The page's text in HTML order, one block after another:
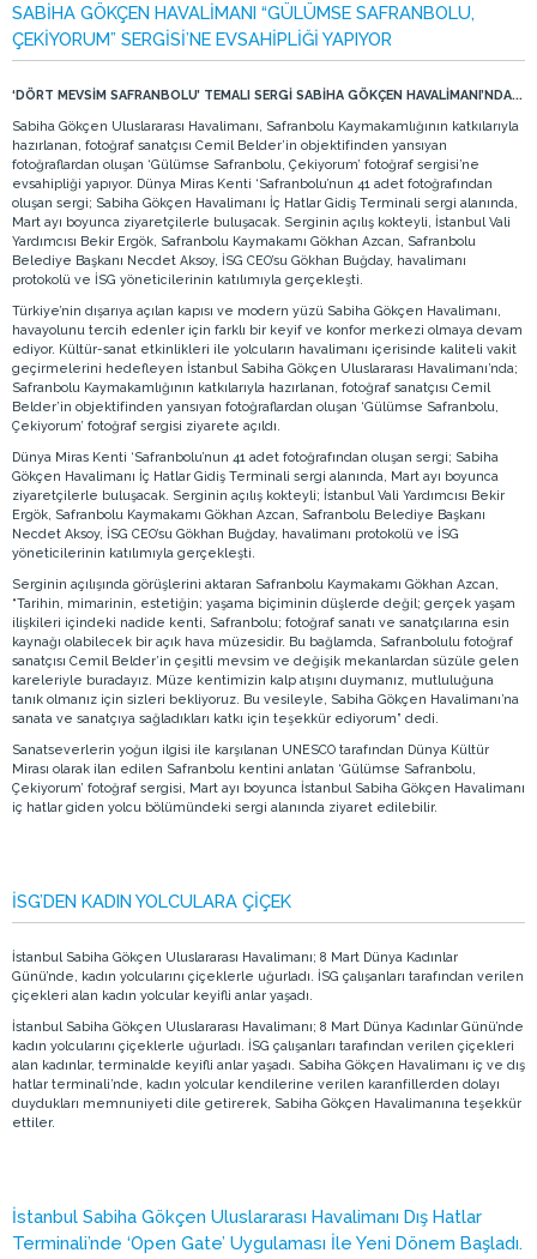
SABİHA GÖKÇEN HAVALİMANI “GÜLÜMSE SAFRANBOLU,
ÇEKİYORUM” SERGİSİ’NE EVSAHİPLİĞİ YAPIYOR
‘DÖRT MEVSİM SAFRANBOLU’ TEMALI SERGİ SABİHA GÖKÇEN HAVALİMANI’NDA...
Sabiha Gökçen Uluslararası Havalimanı, Safranbolu Kaymakamlığının katkılarıyla
hazırlanan, fotoğraf sanatçısı Cemil Belder’in objektifinden yansıyan
fotoğraflardan oluşan ‘Gülümse Safranbolu, Çekiyorum’ fotoğraf sergisi’ne
evsahipliği yapıyor. Dünya Miras Kenti ‘Safranbolu’nun 41 adet fotoğrafından
oluşan sergi; Sabiha Gökçen Havalimanı İç Hatlar Gidiş Terminali sergi alanında,
Mart ayı boyunca ziyaretçilerle buluşacak. Serginin açılış kokteyli, İstanbul Vali
Yardımcısı Bekir Ergök, Safranbolu Kaymakamı Gökhan Azcan, Safranbolu
Belediye Başkanı Necdet Aksoy, İSG CEO’su Gökhan Buğday, havalimanı
protokolü ve İSG yöneticilerinin katılımıyla gerçekleşti.
Türkiye’nin dışarıya açılan kapısı ve modern yüzü Sabiha Gökçen Havalimanı,
havayolunu tercih edenler için farklı bir keyif ve konfor merkezi olmaya devam
ediyor. Kültür-sanat etkinlikleri ile yolcuların havalimanı içerisinde kaliteli vakit
geçirmelerini hedefleyen İstanbul Sabiha Gökçen Uluslararası Havalimanı’nda;
Safranbolu Kaymakamlığının katkılarıyla hazırlanan, fotoğraf sanatçısı Cemil
Belder’in objektifinden yansıyan fotoğraflardan oluşan ‘Gülümse Safranbolu,
Çekiyorum’ fotoğraf sergisi ziyarete açıldı.
Dünya Miras Kenti ‘Safranbolu’nun 41 adet fotoğrafından oluşan sergi; Sabiha
Gökçen Havalimanı İç Hatlar Gidiş Terminali sergi alanında, Mart ayı boyunca
ziyaretçilerle buluşacak. Serginin açılış kokteyli; İstanbul Vali Yardımcısı Bekir
Ergök, Safranbolu Kaymakamı Gökhan Azcan, Safranbolu Belediye Başkanı
Necdet Aksoy, İSG CEO’su Gökhan Buğday, havalimanı protokolü ve İSG
yöneticilerinin katılımıyla gerçekleşti.
Serginin açılışında görüşlerini aktaran Safranbolu Kaymakamı Gökhan Azcan,
“Tarihin, mimarinin, estetiğin; yaşama biçiminin düşlerde değil; gerçek yaşam
ilişkileri içindeki nadide kenti, Safranbolu; fotoğraf sanatı ve sanatçılarına esin
kaynağı olabilecek bir açık hava müzesidir. Bu bağlamda, Safranbolulu fotoğraf
sanatçısı Cemil Belder’in çeşitli mevsim ve değişik mekanlardan süzüle gelen
kareleriyle buradayız. Müze kentimizin kalp atışını duymanız, mutluluğuna
tanık olmanız için sizleri bekliyoruz. Bu vesileyle, Sabiha Gökçen Havalimanı’na
sanata ve sanatçıya sağladıkları katkı için teşekkür ediyorum” dedi.
Sanatseverlerin yoğun ilgisi ile karşılanan UNESCO tarafından Dünya Kültür
Mirası olarak ilan edilen Safranbolu kentini anlatan ‘Gülümse Safranbolu,
Çekiyorum’ fotoğraf sergisi, Mart ayı boyunca İstanbul Sabiha Gökçen Havalimanı
iç hatlar giden yolcu bölümündeki sergi alanında ziyaret edilebilir.
İSG’DEN KADIN YOLCULARA ÇİÇEK
İstanbul Sabiha Gökçen Uluslararası Havalimanı; 8 Mart Dünya Kadınlar
Günü’nde, kadın yolcularını çiçeklerle uğurladı. İSG çalışanları tarafından verilen
çiçekleri alan kadın yolcular keyifli anlar yaşadı.
İstanbul Sabiha Gökçen Uluslararası Havalimanı; 8 Mart Dünya Kadınlar Günü’nde
kadın yolcularını çiçeklerle uğurladı. İSG çalışanları tarafından verilen çiçekleri
alan kadınlar, terminalde keyifli anlar yaşadı. Sabiha Gökçen Havalimanı iç ve dış
hatlar terminali’nde, kadın yolcular kendilerine verilen karanfillerden dolayı
duydukları memnuniyeti dile getirerek, Sabiha Gökçen Havalimanına teşekkür
ettiler.
İstanbul Sabiha Gökçen Uluslararası Havalimanı Dış Hatlar
Terminali’nde ‘Open Gate’ Uygulaması İle Yeni Dönem Başladı.